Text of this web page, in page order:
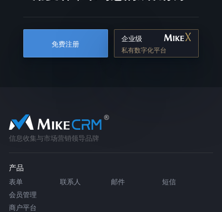
免费注册
企业级
私有数字化平台
信息收集与市场营销领导品牌
产品
表单 联系人 邮件
短信
会员管理
商户平台